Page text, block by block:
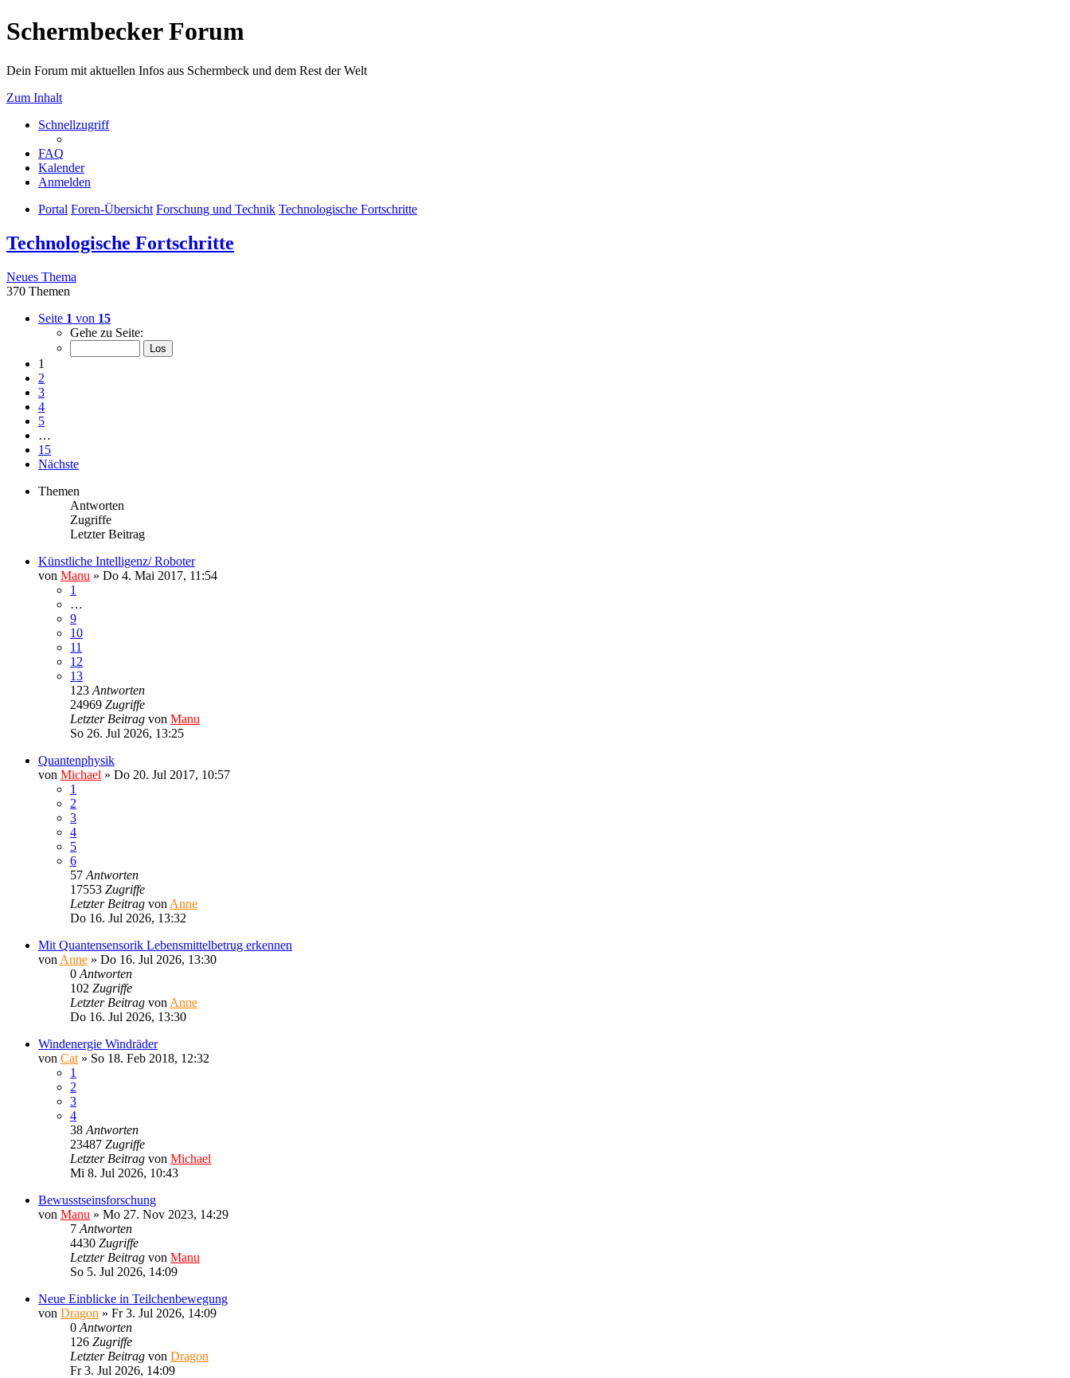
Schermbecker Forum
Dein Forum mit aktuellen Infos aus Schermbeck und dem Rest der Welt
Zum Inhalt
Schnellzugriff
FAQ
Kalender
Anmelden
Portal Foren-Übersicht Forschung und Technik Technologische Fortschritte
Technologische Fortschritte
Neues Thema
370 Themen
Seite 1 von 15
Gehe zu Seite:
1
2
3
4
5
…
15
Nächste
Themen
Antworten
Zugriffe
Letzter Beitrag
Künstliche Intelligenz/ Roboter
von Manu » Do 4. Mai 2017, 11:54
1
…
9
10
11
12
13
123 Antworten
24969 Zugriffe
Letzter Beitrag von Manu
So 26. Jul 2026, 13:25
Quantenphysik
von Michael » Do 20. Jul 2017, 10:57
1
2
3
4
5
6
57 Antworten
17553 Zugriffe
Letzter Beitrag von Anne
Do 16. Jul 2026, 13:32
Mit Quantensensorik Lebensmittelbetrug erkennen
von Anne » Do 16. Jul 2026, 13:30
0 Antworten
102 Zugriffe
Letzter Beitrag von Anne
Do 16. Jul 2026, 13:30
Windenergie Windräder
von Cat » So 18. Feb 2018, 12:32
1
2
3
4
38 Antworten
23487 Zugriffe
Letzter Beitrag von Michael
Mi 8. Jul 2026, 10:43
Bewusstseinsforschung
von Manu » Mo 27. Nov 2023, 14:29
7 Antworten
4430 Zugriffe
Letzter Beitrag von Manu
So 5. Jul 2026, 14:09
Neue Einblicke in Teilchenbewegung
von Dragon » Fr 3. Jul 2026, 14:09
0 Antworten
126 Zugriffe
Letzter Beitrag von Dragon
Fr 3. Jul 2026, 14:09